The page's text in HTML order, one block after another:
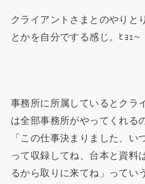
クライアントさまとのやりと
とかを自分でする感じ。ﾋｮｪ~
事務所に所属しているとクラ
は全部事務所がやってくれる
「この仕事決まりました、
って収録してね、台本と資料
るから取りに来てね」ってい